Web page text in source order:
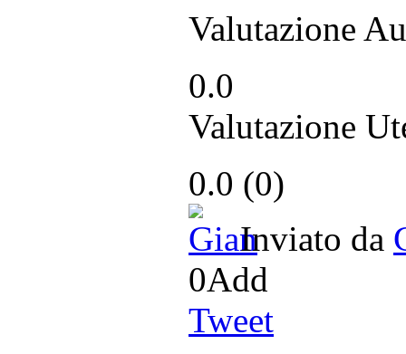
Valutazione
0.0
Valutazione
0.0 (0)
Inviato da
0Add
Tweet